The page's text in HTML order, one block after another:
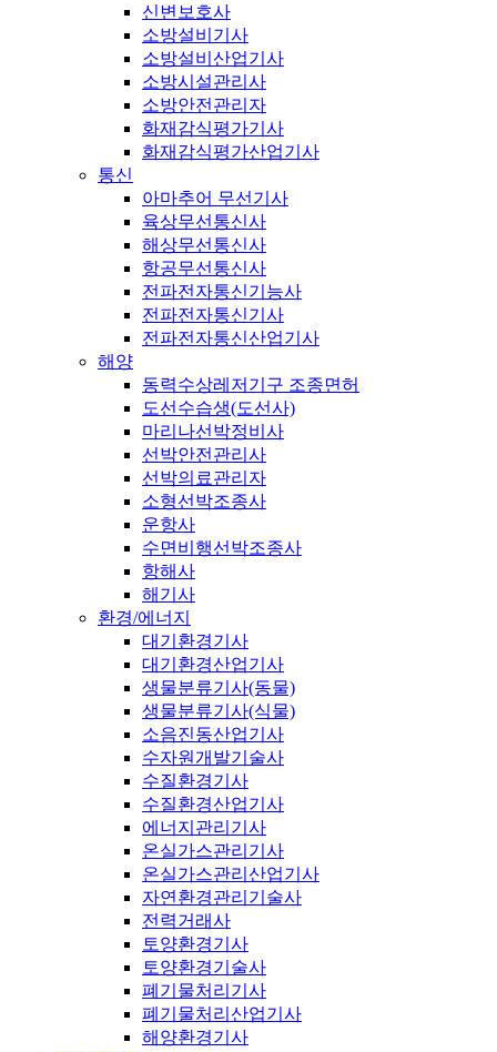
신변보호사
소방설비기사
소방설비산업기사
소방시설관리사
소방안전관리자
화재감식평가기사
화재감식평가산업기사
통신
아마추어 무선기사
육상무선통신사
해상무선통신사
항공무선통신사
전파전자통신기능사
전파전자통신기사
전파전자통신산업기사
해양
동력수상레저기구 조종면허
도선수습생(도선사)
마리나선박정비사
선박안전관리사
선박의료관리자
소형선박조종사
운항사
수면비행선박조종사
항해사
해기사
환경/에너지
대기환경기사
대기환경산업기사
생물분류기사(동물)
생물분류기사(식물)
소음진동산업기사
수자원개발기술사
수질환경기사
수질환경산업기사
에너지관리기사
온실가스관리기사
온실가스관리산업기사
자연환경관리기술사
전력거래사
토양환경기사
토양환경기술사
폐기물처리기사
폐기물처리산업기사
해양환경기사